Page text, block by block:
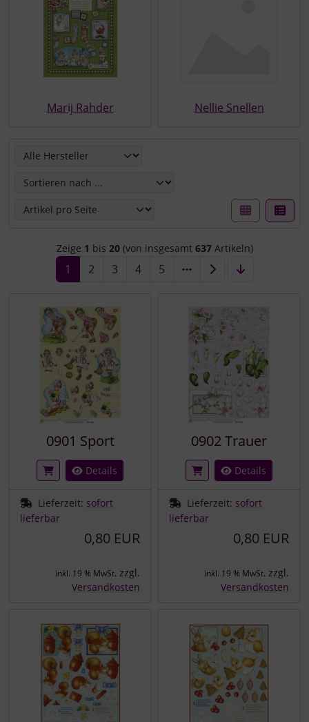
Marij Rahder Nellie Snellen
Zeige 1 bis 20(von insgesamt 637Artikeln)
1 2 3 4 5
0901 Sport
Details
Lieferzeit: sofort
lieferbar
0,80 EUR
inkl. 19 % MwSt. zzgl.
Versandkosten
0902 Trauer
Details
Lieferzeit: sofort
lieferbar
0,80 EUR
inkl. 19 % MwSt. zzgl.
Versandkosten